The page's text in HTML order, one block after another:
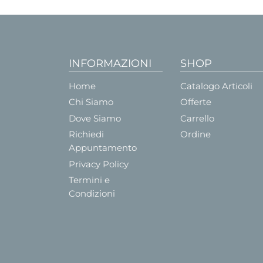
INFORMAZIONI
Home
Chi Siamo
Dove Siamo
Richiedi
Appuntamento
Privacy Policy
Termini e
Condizioni
SHOP
Catalogo Articoli
Offerte
Carrello
Ordine